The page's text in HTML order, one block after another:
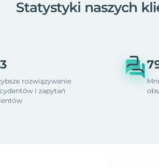
Statystyki naszych
rozwiązywanie
i zapytań